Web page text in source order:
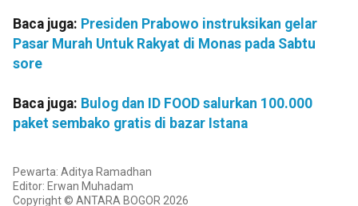
Baca juga: Presiden Prabowo instruksikan gelar
Pasar Murah Untuk Rakyat di Monas pada Sabtu
sore
Baca juga: Bulog dan ID FOOD salurkan 100.000
paket sembako gratis di bazar Istana
Pewarta: Aditya Ramadhan
Editor: Erwan Muhadam
Copyright © ANTARA BOGOR 2026